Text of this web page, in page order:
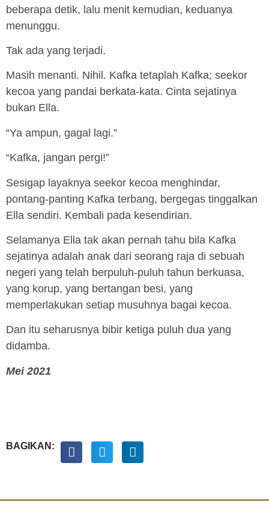
beberapa detik, lalu menit kemudian, keduanya
menunggu.
Tak ada yang terjadi.
Masih menanti. Nihil. Kafka tetaplah Kafka; seekor
kecoa yang pandai berkata-kata. Cinta sejatinya
bukan Ella.
“Ya ampun, gagal lagi.”
“Kafka, jangan pergi!”
Sesigap layaknya seekor kecoa menghindar,
pontang-panting Kafka terbang, bergegas tinggalkan
Ella sendiri. Kembali pada kesendirian.
Selamanya Ella tak akan pernah tahu bila Kafka
sejatinya adalah anak dari seorang raja di sebuah
negeri yang telah berpuluh-puluh tahun berkuasa,
yang korup, yang bertangan besi, yang
memperlakukan setiap musuhnya bagai kecoa.
Dan itu seharusnya bibir ketiga puluh dua yang
didamba.
Mei 2021
BAGIKAN: